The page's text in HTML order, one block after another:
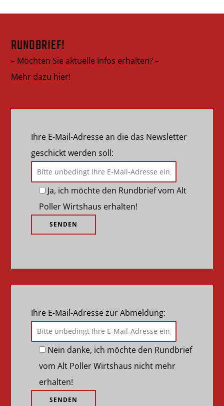
RUNDBRIEF!
– Möchten Sie aktuelle Infos erhalten? –
Mehr dazu hier!
Ihre E-Mail-Adresse an die das Newsletter
geschickt werden soll:
Ja, ich möchte den Rundbrief vom Alt
Poller Wirtshaus erhalten!
Ihre E-Mail-Adresse zur Abmeldung:
Nein danke, ich möchte den Rundbrief
vom Alt Poller Wirtshaus nicht mehr
erhalten!